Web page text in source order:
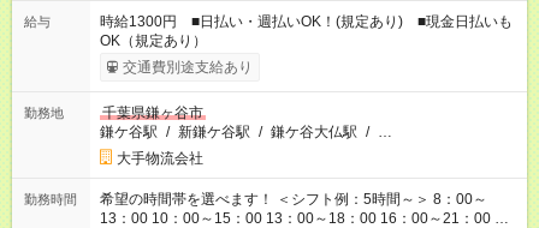
給与
時給1300円 ■日払い・週払いOK！(規定あり) ■現金日払いも
OK（規定あり）
交通費別途支給あり
勤務地
千葉県鎌ヶ谷市
鎌ケ谷駅 / 新鎌ケ谷駅 / 鎌ケ谷大仏駅 / …
大手物流会社
勤務時間
希望の時間帯を選べます！ ＜シフト例：5時間～＞ 8：00～
13：00 10：00～15：00 13：00～18：00 16：00～21：00 ＜